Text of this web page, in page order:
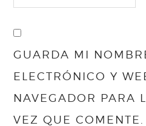
GUARDA MI
ELECTRÓNICO Y
NAVEGADOR PARA
VEZ QUE COMENTE.